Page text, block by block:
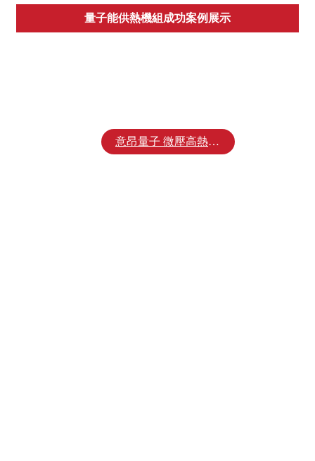
量子能供熱機組成功案例展示
意昂量子 微壓高熱機組